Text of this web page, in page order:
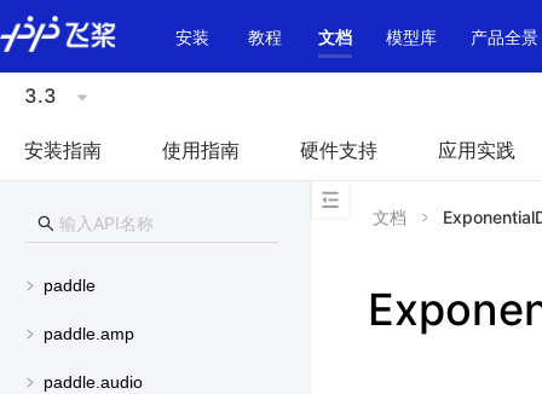
\u200E
安装
教程 文档 模型库 产品全景
3.3
安装指南 使用指南 硬件支持 应用实践
paddle
paddle.amp
paddle.audio
文档